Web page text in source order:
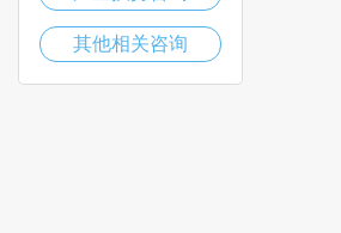
其他相关咨询